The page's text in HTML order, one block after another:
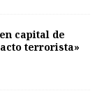
capital de
terrorista»